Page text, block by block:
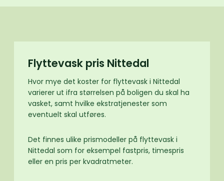
Flyttevask pris Nittedal
Hvor mye det koster for flyttevask i Nittedal
varierer ut ifra størrelsen på boligen du skal ha
vasket, samt hvilke ekstratjenester som
eventuelt skal utføres.
Det finnes ulike prismodeller på flyttevask i
Nittedal som for eksempel fastpris, timespris
eller en pris per kvadratmeter.